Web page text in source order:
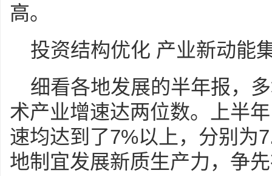
高。
投资结构优化 产业新动能
细看各地发展的半年报，
术产业增速达两位数。上半
速均达到了7%以上，分别为
地制宜发展新质生产力，争